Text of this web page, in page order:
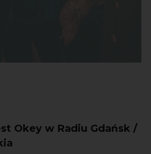
Okey w Radiu Gdańsk /